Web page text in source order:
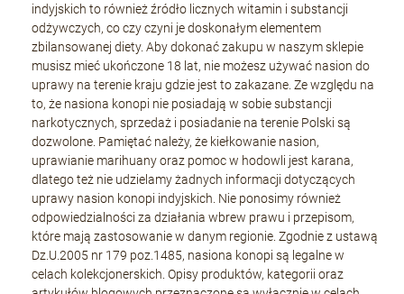
indyjskich to również źródło licznych witamin i substancji
odżywczych, co czy czyni je doskonałym elementem
zbilansowanej diety. Aby dokonać zakupu w naszym sklepie
musisz mieć ukończone 18 lat, nie możesz używać nasion do
uprawy na terenie kraju gdzie jest to zakazane. Ze względu na
to, że nasiona konopi nie posiadają w sobie substancji
narkotycznych, sprzedaż i posiadanie na terenie Polski są
dozwolone. Pamiętać należy, że kiełkowanie nasion,
uprawianie marihuany oraz pomoc w hodowli jest karana,
dlatego też nie udzielamy żadnych informacji dotyczących
uprawy nasion konopi indyjskich. Nie ponosimy również
odpowiedzialności za działania wbrew prawu i przepisom,
które mają zastosowanie w danym regionie. Zgodnie z ustawą
Dz.U.2005 nr 179 poz.1485, nasiona konopi są legalne w
celach kolekcjonerskich. Opisy produktów, kategorii oraz